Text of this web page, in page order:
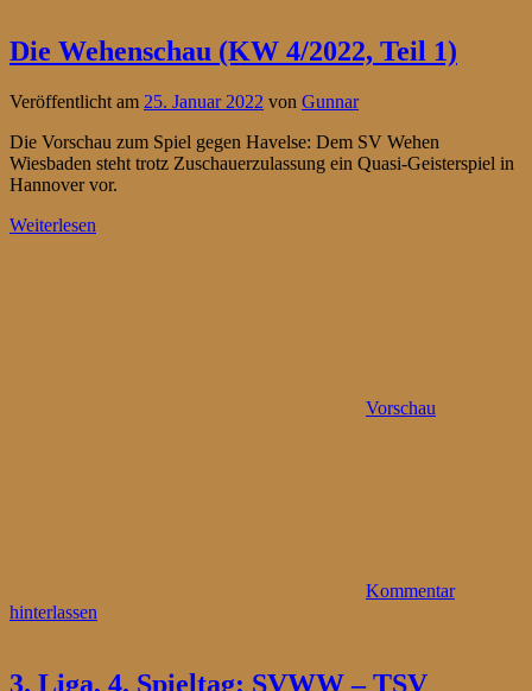
Die Wehenschau (KW 4/2022, Teil 1)
Veröffentlicht am 25. Januar 2022 von Gunnar
Die Vorschau zum Spiel gegen Havelse: Dem SV Wehen
Wiesbaden steht trotz Zuschauerzulassung ein Quasi-Geisterspiel in
Hannover vor.
Weiterlesen
Vorschau
Kommentar
hinterlassen
3. Liga, 4. Spieltag: SVWW – TSV